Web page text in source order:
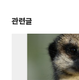
관련글